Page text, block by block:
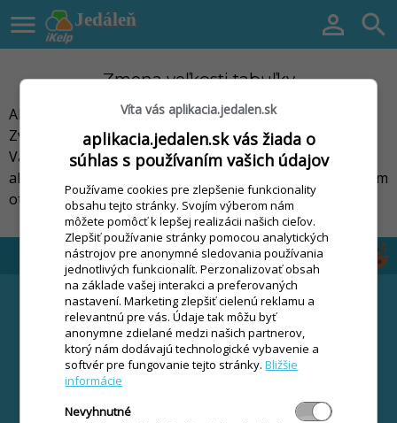
Jedáleň
  
Zmena veľkosti tabuľky
Ako zmeniť veľkosť písma a šírku stĺpcov v tabuľke?
Zväčšenie písma tabuľky a zároveň zmena šírky stĺpcov
Vám umožní ľahšie čítanie obsahu tabuľky. Ak vykonáte
akúkoľvek zmenu, tieto nastavenia sa uložia a pri ďalšom
otvorení sa znovu načítajú.
FUNKCIE
Čipový systém
Stravný list
Výkaz stravovaných
osôb
Obratová súpiska
STIAHNUŤ
CENNÍK
VIAC
Návody
ONLINE videokurz
Víta vás aplikacia.jedalen.sk
aplikacia.jedalen.sk vás žiada o
súhlas s používaním vašich údajov
Používame cookies pre zlepšenie funkcionality
obsahu tejto stránky. Svojím výberom nám
môžete pomôcť k lepšej realizácii našich cieľov.
Zlepšiť používanie stránky pomocou analytických
nástrojov pre anonymné sledovania používania
jednotlivých funkcionalít. Perzonalizovať obsah
na základe vašej interakci a preferovaných
nastavení. Marketing zlepšiť cielenú reklamu a
relevantnú pre vás. Údaje tak môžu byť
anonymne zdielané medzi našich partnerov,
ktorý nám dodávajú technologické vybavenie a
softvér pre fungovanie tejto stránky.Bližšie
informácie
Nevyhnutné